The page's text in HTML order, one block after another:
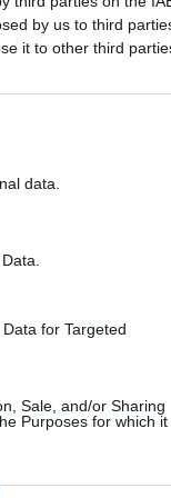
by us to third
it to other third
data.
for Targeted
Sale, and/or Sharing
Purposes for which it
γίνει
δίκτυα θα
ή σε άλλα
ειδήσεις